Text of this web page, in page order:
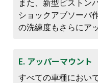
また、新型ピストン
ショックアブソーバ
の洗練度もさらにア
E. アッパーマウント
すべての車種におい